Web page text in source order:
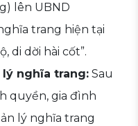
lên UBND
trang hiện tại
di dời hài cốt”.
lý nghĩa trang: Sau
quyền, gia đình
lý nghĩa trang